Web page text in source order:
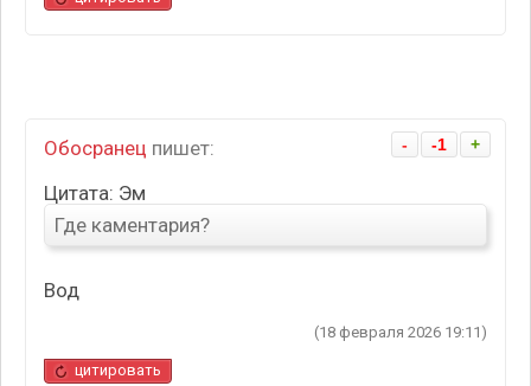
- -1 +
Обосранец пишет:
Цитата: Эм
Где каментария?
Вод
(18 февраля 2026 19:11)
цитировать